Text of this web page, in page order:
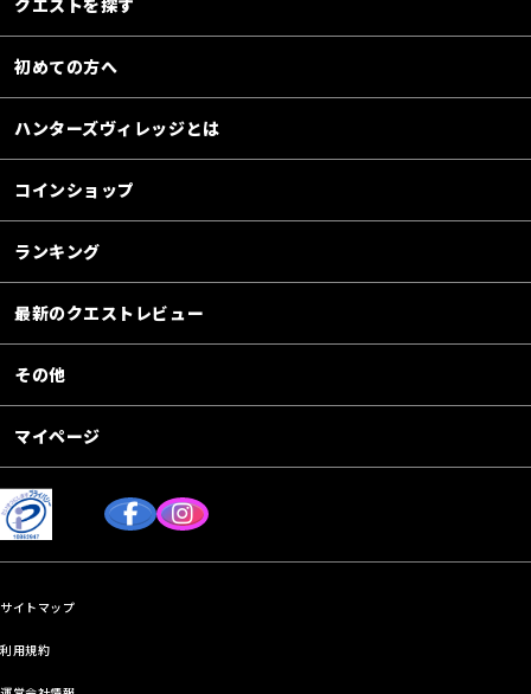
初めての方へ
ハンターズヴィレッジとは
コインショップ
ランキング
最新のクエストレビュー
その他
マイページ
サイトマップ
利用規約